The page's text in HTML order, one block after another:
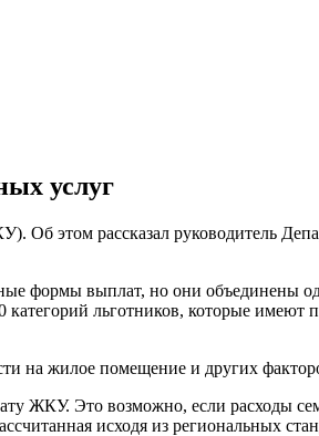
услуг
этом рассказал руководитель
формы выплат, но они объединены
льготников, которые имеют
на жилое помещение и других
ЖКУ. Это возможно, если расходы
исходя из региональных